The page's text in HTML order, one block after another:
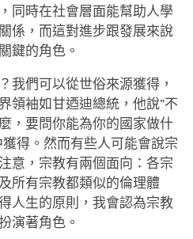
同時在社會層面能幫助人學
係，而這對進步跟發展來說
鍵的角色。
我們可以從世俗來源獲得，
領袖如甘迺迪總統，他說”不
，要問你能為你的國家做什
得。然而有些人可能會說宗
意，宗教有兩個面向：各宗
所有宗教都類似的倫理體
人生的原則，我會認為宗教
演著角色。